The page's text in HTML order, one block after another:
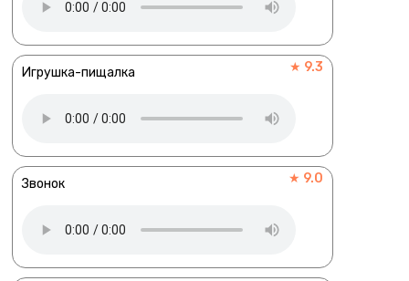
Игрушка-пищалка ★ 9.3
Звонок ★ 9.0